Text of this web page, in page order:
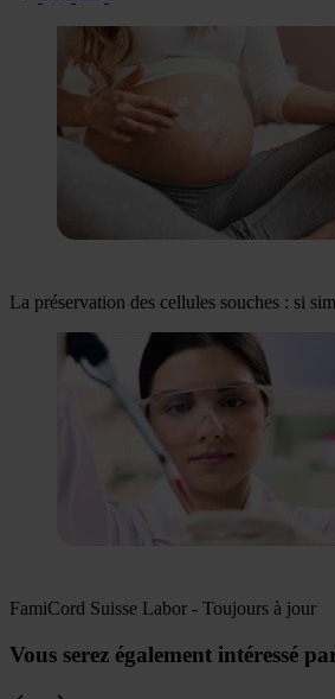
La préservation des cellules souches : si
FamiCord Suisse Labor - Toujours à jour
Vous serez également intéressé